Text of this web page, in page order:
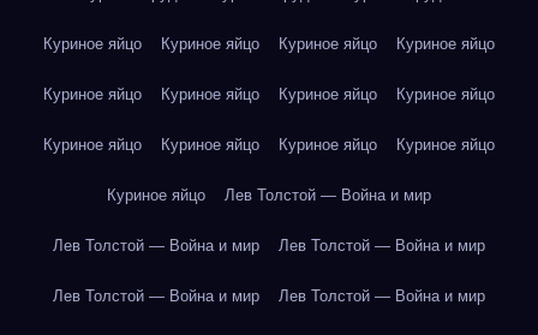
Куриное яйцо Куриное яйцо Куриное яйцо Куриное яйцо
Куриное яйцо Куриное яйцо Куриное яйцо Куриное яйцо
Куриное яйцо Куриное яйцо Куриное яйцо Куриное яйцо
Куриное яйцо Лев Толстой — Война и мир
Лев Толстой — Война и мир Лев Толстой — Война и мир
Лев Толстой — Война и мир Лев Толстой — Война и мир